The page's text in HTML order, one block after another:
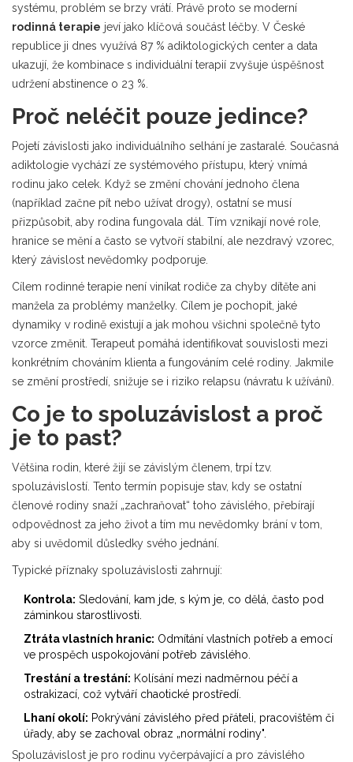
systému, problém se brzy vrátí. Právě proto se moderní
rodinná terapie jeví jako klíčová součást léčby. V České
republice ji dnes využívá 87 % adiktologických center a data
ukazují, že kombinace s individuální terapií zvyšuje úspěšnost
udržení abstinence o 23 %.
Proč neléčit pouze jedince?
Pojetí závislosti jako individuálního selhání je zastaralé. Současná
adiktologie vychází ze systémového přístupu , který vnímá
rodinu jako celek. Když se změní chování jednoho člena
(například začne pít nebo užívat drogy), ostatní se musí
přizpůsobit, aby rodina fungovala dál. Tím vznikají nové role,
hranice se mění a často se vytvoří stabilní, ale nezdravý vzorec,
který závislost nevědomky podporuje.
Cílem rodinné terapie není viníkat rodiče za chyby dítěte ani
manžela za problémy manželky. Cílem je pochopit, jaké
dynamiky v rodině existují a jak mohou všichni společně tyto
vzorce změnit. Terapeut pomáhá identifikovat souvislosti mezi
konkrétním chováním klienta a fungováním celé rodiny. Jakmile
se změní prostředí, snižuje se i riziko relapsu (návratu k užívání).
Co je to spoluzávislost a proč
je to past?
Většina rodin, které žijí se závislým členem, trpí tzv.
spoluzávislostí Tento termín popisuje stav, kdy se ostatní
členové rodiny snaží „zachraňovat“ toho závislého, přebírají
odpovědnost za jeho život a tím mu nevědomky brání v tom,
aby si uvědomil důsledky svého jednání.
Typické příznaky spoluzávislosti zahrnují:
Kontrola: Sledování, kam jde, s kým je, co dělá, často pod
záminkou starostlivosti.
Ztráta vlastních hranic: Odmítání vlastních potřeb a emocí
ve prospěch uspokojování potřeb závislého.
Trestání a trestání: Kolísání mezi nadměrnou péčí a
ostrakizací, což vytváří chaotické prostředí.
Lhaní okolí: Pokrývání závislého před přáteli, pracovištěm či
úřady, aby se zachoval obraz „normální rodiny".
Spoluzávislost je pro rodinu vyčerpávající a pro závislého